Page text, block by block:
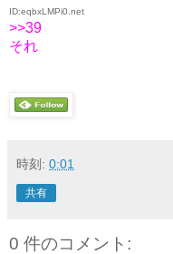
ID:eqbxLMPi0.net
>>39
それ
時刻: 0:01
共有
0 件のコメント: